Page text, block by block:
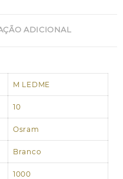
ADICIONAL
M LEDME
10
Osram
Branco
1000